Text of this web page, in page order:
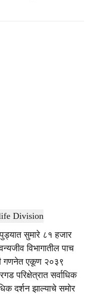
सुमारे ८१ हजार
विभागातील पाच
गणनेत एकूण २०३९
परिक्षेत्रात सर्वाधिक
दर्शन झाल्याचे समोर